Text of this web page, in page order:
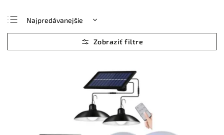
Najpredávanejšie
Najlacnejšie
Najdrahšie